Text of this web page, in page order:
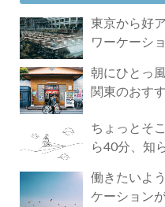
東京から好
ワーケーシ
朝にひとっ
関東のおす
ちょっとそ
ら40分、知
働きたいよ
ケーション